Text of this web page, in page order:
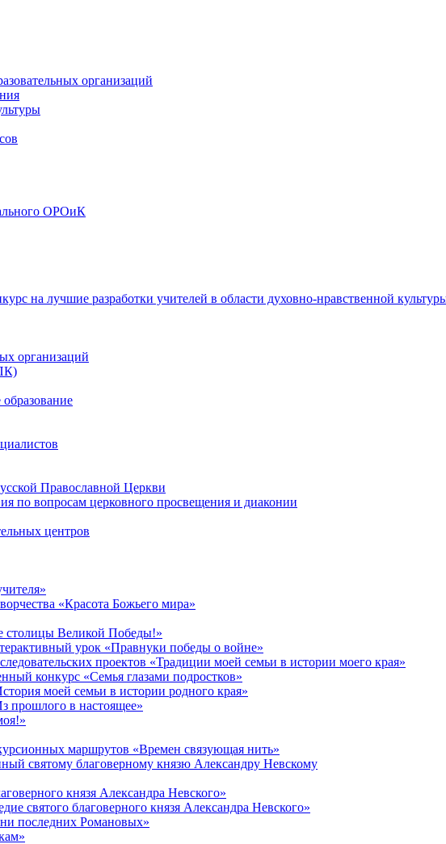
организаций
ОРОиК
на лучшие разработки учителей в области духовно-нравственной
организаций
Православной Церкви
по вопросам церковного просвещения и диаконии
центров
«Красота Божьего мира»
столицы Великой Победы!»
урок «Правнуки победы о войне»
проектов «Традиции моей семьи в истории моего края»
конкурс «Семья глазами подростков»
моей семьи в истории родного края»
прошлого в настоящее»
маршрутов «Времен связующая нить»
святому благоверному князю Александру Невскому
князя Александра Невского»
святого благоверного князя Александра Невского»
последних Романовых»